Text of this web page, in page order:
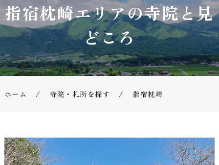
【公
式】
九
四
指宿枕崎エリアの寺院と見
どころ
ホーム / 寺院・札所を探す / 指宿枕崎